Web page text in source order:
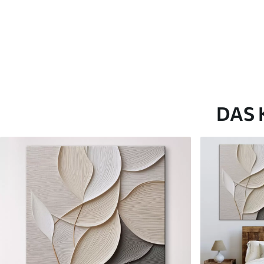
✓ Lebendige, satte Farben
✓
Sichere, geruchlose Tinten
✗ Leinwandähnliche Oberfläche
✗Umweltfreundlich
Künstliche
Lebendige, satte
Sichere, geruchlose
Leinwandähnliche
Umweltfreundlich
DAS